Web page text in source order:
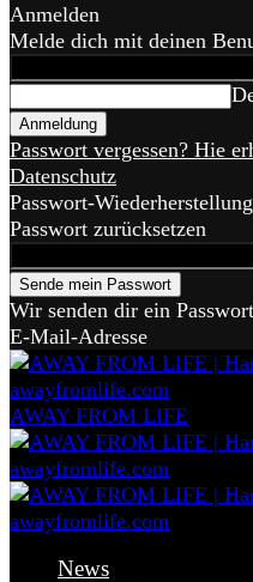
Anmelden
Melde dich mit deinen
Passwort vergessen? Hie
Datenschutz
Passwort-Wiederherstellung
Passwort zurücksetzen
Wir senden dir ein
E-Mail-Adresse
AWAY FROM LIFE
News